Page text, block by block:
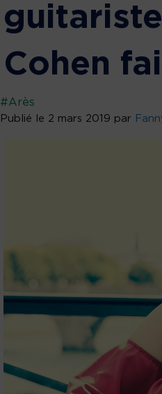
Cohen
#Arès
Publié le 2 mars 2019 par